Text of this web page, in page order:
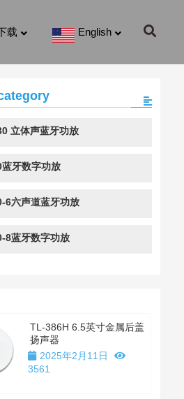
载 English
立体声蓝牙功放
牙数字功放
6六声道蓝牙功放
8蓝牙数字功放
TL-386H 6.5英寸金属后盖
扬声器
2025年2月11日
3561